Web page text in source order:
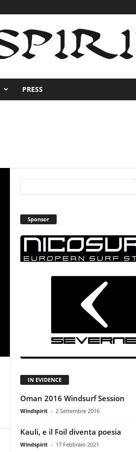
PRESS
Sponsor
IN EVIDENCE
Oman 2016 Windsurf Session
Windspirit - 2 Settembre 2016
Kauli, e il Foil diventa poesia
Windspirit - 17 Febbraio 2021